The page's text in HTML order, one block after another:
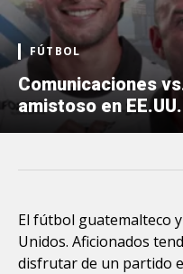
FÚTBOL
Comunicaciones
amistoso en EE.UU.
El fútbol guatemalteco
Unidos. Aficionados
disfrutar de un partido